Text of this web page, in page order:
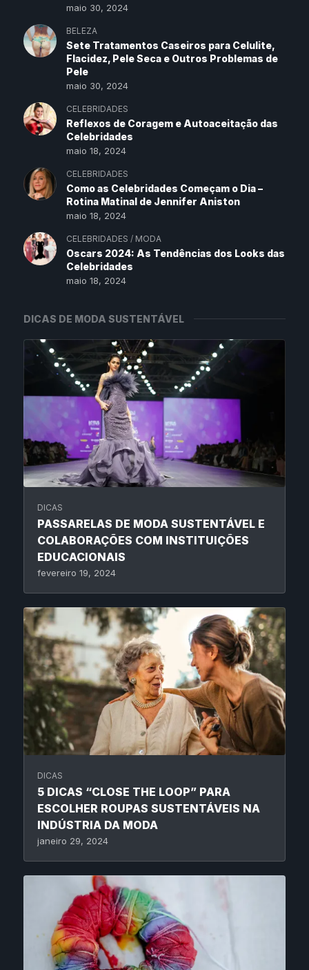
maio 30, 2024
BELEZA
Sete Tratamentos Caseiros para Celulite,
Flacidez, Pele Seca e Outros Problemas de
Pele
maio 30, 2024
CELEBRIDADES
Reflexos de Coragem e Autoaceitação das
Celebridades
maio 18, 2024
CELEBRIDADES
Como as Celebridades Começam o Dia –
Rotina Matinal de Jennifer Aniston
maio 18, 2024
CELEBRIDADES / MODA
Oscars 2024: As Tendências dos Looks das
Celebridades
maio 18, 2024
DICAS DE MODA SUSTENTÁVEL
DICAS
PASSARELAS DE MODA SUSTENTÁVEL E
COLABORAÇÕES COM INSTITUIÇÕES
EDUCACIONAIS
fevereiro 19, 2024
DICAS
5 DICAS “CLOSE THE LOOP” PARA
ESCOLHER ROUPAS SUSTENTÁVEIS NA
INDÚSTRIA DA MODA
janeiro 29, 2024